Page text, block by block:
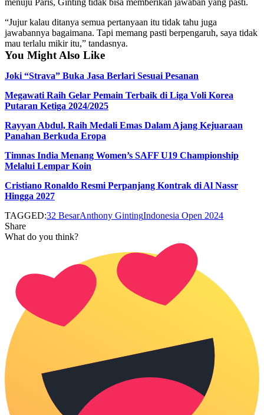
menuju Paris, Ginting tidak bisa memberikan jawaban yang pasti.
“Jujur kalau ditanya semua pertanyaan itu tidak tahu juga
jawabannya bagaimana. Tapi memang pasti berpengaruh, saya tidak
mau terlalu mikir itu,” tandasnya.
You Might Also Like
Joki “Strava” Buka Jasa Berlari Sesuai Pesanan
Megawati Raih Gelar Pemain Terbaik di Liga Voli Korea
Putaran Ketiga 2024/2025
Rayyan Abdul, Raih Medali Emas Dalam Ajang Kejuaraan
Panahan Berkuda Eropa
Timnas India Menang Women’s SAFF U19 Championship
Melalui Lempar Koin
Cristiano Ronaldo Resmi Perpanjang Kontrak di Al Nassr
Hingga 2027
TAGGED:32 BesarAnthony GintingIndonesia Open 2024
Share
What do you think?